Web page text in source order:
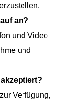
an?
und Video
und
Verfügung,